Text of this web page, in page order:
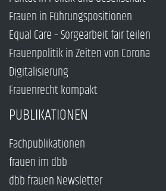
Frauen in Führungspositionen
Equal Care – Sorgearbeit fair teilen
Frauenpolitik in Zeiten von Corona
Digitalisierung
Frauenrecht kompakt
PUBLIKATIONEN
Fachpublikationen
frauen im dbb
dbb frauen Newsletter